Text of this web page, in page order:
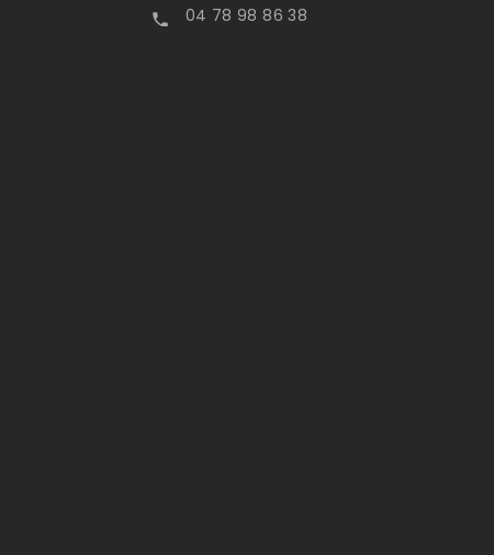
 04 78 98 86 38